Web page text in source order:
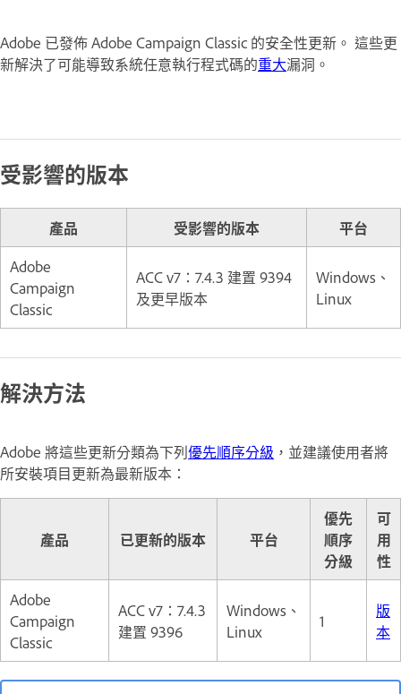
Adobe 已發佈 Adobe Campaign Classic 的安全性更新。 這些更
新解決了可能導致系統任意執行程式碼的重大漏洞。
受影響的版本
產品 受影響的版本
平台
Adobe
Campaign
Classic
ACC v7：7.4.3 建置 9394
及更早版本
Windows、
Linux
解決方法
Adobe 將這些更新分類為下列優先順序分級 ，並建議使用者將
所安裝項目更新為最新版本：
產品 已更新的版本 平台
優先
順序
分級
可
用
性
Adobe
Campaign
Classic
ACC v7：7.4.3
建置 9396
Windows、
Linux
1
版
本